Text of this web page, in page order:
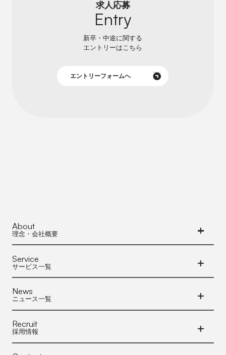
求人応募
Entry
新卒・中途に関する
エントリーはこちら
エントリーフォームへ
About
理念・会社概要
Service
サービス一覧
News
ニュース一覧
Recruit
採用情報